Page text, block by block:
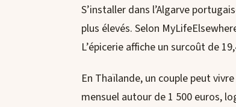
S’installer dans l’Algarve
plus élevés. Selon
L’épicerie affiche un surcoût de
En Thaïlande, un couple peut
mensuel autour de 1 500 euros,